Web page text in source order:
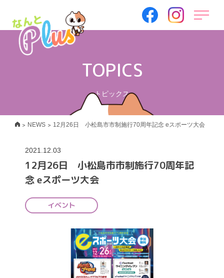
TOPICS
トピックス
> NEWS > 12月26日 小松島市市制施行70周年記念 eスポーツ大会
2021.12.03
12月26日 小松島市市制施行70周年記
念 eスポーツ大会
イベント